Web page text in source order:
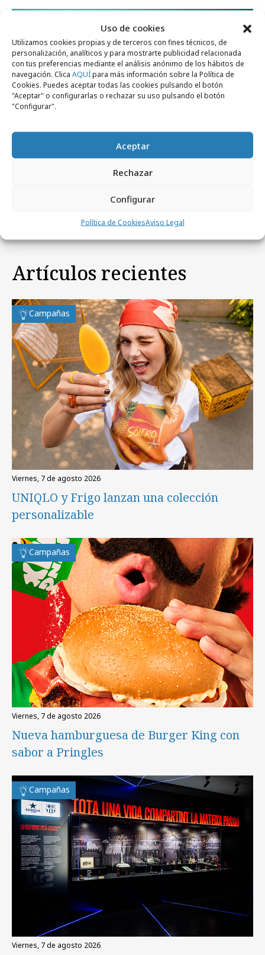
Uso de cookies
Utilizamos cookies propias y de terceros con fines técnicos, de
personalización, analíticos y para mostrarte publicidad relacionada
con tus preferencias mediante el análisis anónimo de los hábitos de
navegación. Clica AQUÍpara más información sobre la Política de
Cookies. Puedes aceptar todas las cookies pulsando el botón
"Aceptar" o configurarlas o rechazar su uso pulsando el botón
"Configurar".
Aceptar
Rechazar
Configurar
Política de CookiesAviso Legal
Artículos recientes
Campañas
viernes, 7 de agosto 2026
UNIQLO y Frigo lanzan una colección
personalizable
Campañas
viernes, 7 de agosto 2026
Nueva hamburguesa de Burger King con
sabor a Pringles
Campañas
viernes, 7 de agosto 2026